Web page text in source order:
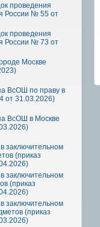
проведения
России № 55 от
проведения
России № 73 от
Москве
ВсОШ по праву в
от 31.03.2026)
ВсОШ в Москве
заключительном
(приказ
заключительном
(приказ
заключительном
(приказ